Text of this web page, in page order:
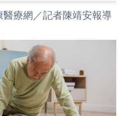
療網／記者陳靖安報導